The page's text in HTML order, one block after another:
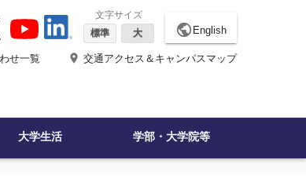
文字サイズ
標準
大 public English
せ一覧 place 交通アクセス＆キャンパスマップ
大学生活 学部・大学院等